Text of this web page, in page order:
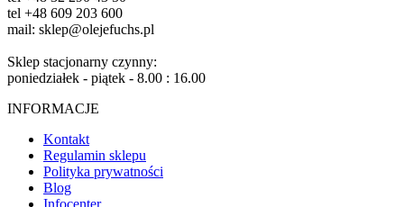
tel +48 609 203 600
mail: sklep@olejefuchs.pl
Sklep stacjonarny czynny:
poniedziałek - piątek - 8.00 : 16.00
INFORMACJE
Kontakt
Regulamin sklepu
Polityka prywatności
Blog
Infocenter